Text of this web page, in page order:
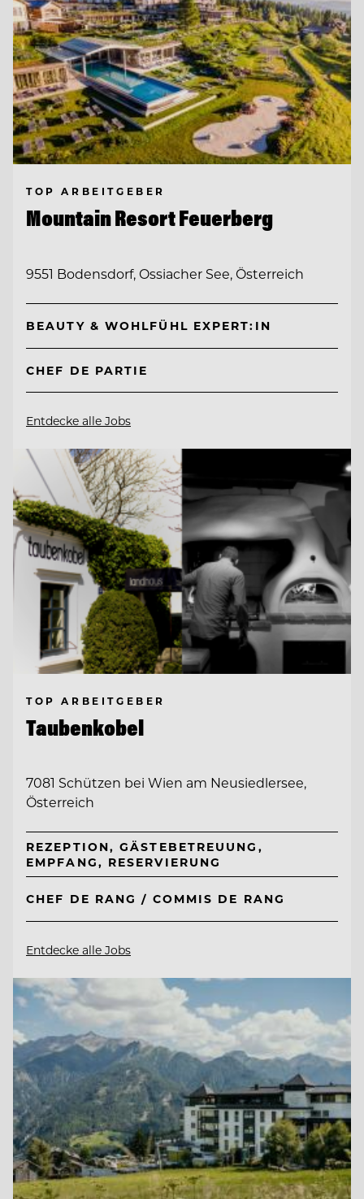
TOP ARBEITGEBER
Mountain Resort Feuerberg
9551 Bodensdorf, Ossiacher See, Österreich
BEAUTY & WOHLFÜHL EXPERT:IN
CHEF DE PARTIE
Entdecke alle Jobs
TOP ARBEITGEBER
Taubenkobel
7081 Schützen bei Wien am Neusiedlersee,
Österreich
REZEPTION, GÄSTEBETREUUNG,
EMPFANG, RESERVIERUNG
CHEF DE RANG / COMMIS DE RANG
Entdecke alle Jobs